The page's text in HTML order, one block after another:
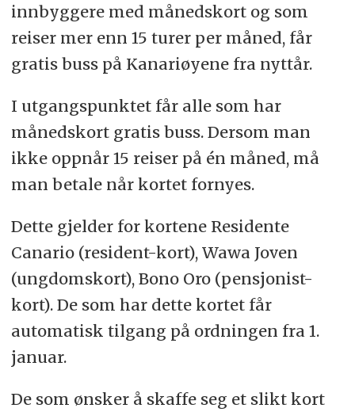
innbyggere med månedskort og som
reiser mer enn 15 turer per måned, får
gratis buss på Kanariøyene fra nyttår.
I utgangspunktet får alle som har
månedskort gratis buss. Dersom man
ikke oppnår 15 reiser på én måned, må
man betale når kortet fornyes.
Dette gjelder for kortene Residente
Canario (resident-kort), Wawa Joven
(ungdomskort), Bono Oro (pensjonist-
kort). De som har dette kortet får
automatisk tilgang på ordningen fra 1.
januar.
De som ønsker å skaffe seg et slikt kort